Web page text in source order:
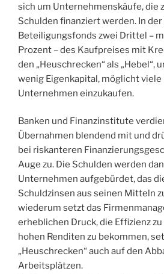
sich um Unternehmenskäufe, die
Schulden finanziert werden. In der
Beteiligungsfonds zwei Drittel –
Prozent – des Kaufpreises mit
den „Heuschrecken“ als „Hebel“,
wenig Eigenkapital, möglicht
Unternehmen einzukaufen.
Banken und Finanzinstitute
Übernahmen blendend mit und
bei riskanteren
Auge zu. Die Schulden werden
Unternehmen aufgebürdet, das
Schuldzinsen aus seinen Mitteln
wiederum setzt das
erheblichen Druck, die Effizienz
hohen Renditen zu bekommen,
„Heuschrecken“ auch auf den
Arbeitsplätzen.